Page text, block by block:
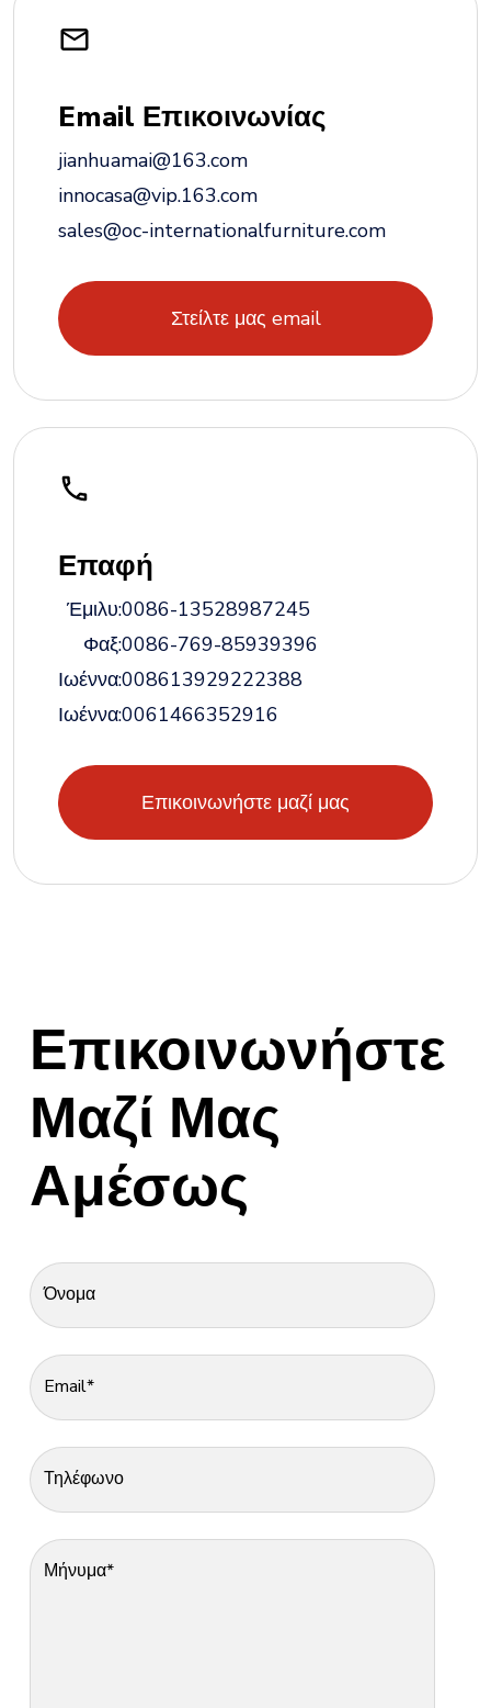
Email Επικοινωνίας
jianhuamai@163.com
innocasa@vip.163.com
sales@oc-internationalfurniture.com
Στείλτε μας email
Επαφή
Έμιλυ:
Φαξ:
Ιωέννα:
Ιωέννα:
0086-13528987245
0086-769-85939396
008613929222388
0061466352916
Επικοινωνήστε μαζί μας
Επικοινωνήστε
Μαζί Μας
Αμέσως
Όνομα
Email*
Τηλέφωνο
Μήνυμα*